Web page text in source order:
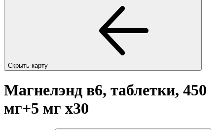
Скрыть карту
Магнелэнд в6, таблетки, 450
мг+5 мг x30